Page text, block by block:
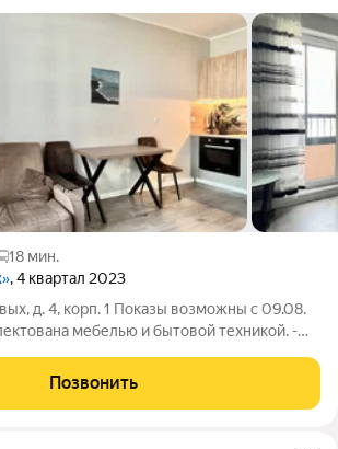
18 мин.
, 4 квартал 2023
д. 4, корп. 1 Показы возможны с 09.08.
мебелью и бытовой техникой. -
духовой шкаф, м/печь, холодильник
Позвонить